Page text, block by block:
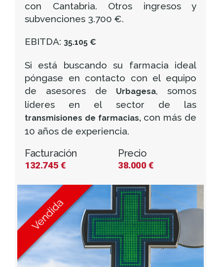
con Cantabria. Otros ingresos y
subvenciones 3.700 €.
EBITDA: 35.105 €
Si está buscando su farmacia ideal
póngase en contacto con el equipo
de asesores de
Urbagesa, somos
líderes en el sector de las
transmisiones de farmacias,con más de
10 años de experiencia.
Facturación
132.745 €
Precio
38.000 €